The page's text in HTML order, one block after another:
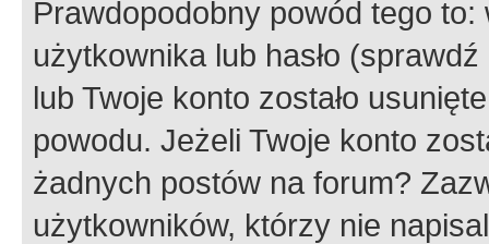
Prawdopodobny powód tego to:
użytkownika lub hasło
lub Twoje konto zostało
powodu. Jeżeli Twoje konto
żadnych postów na forum?
użytkowników, którzy nie